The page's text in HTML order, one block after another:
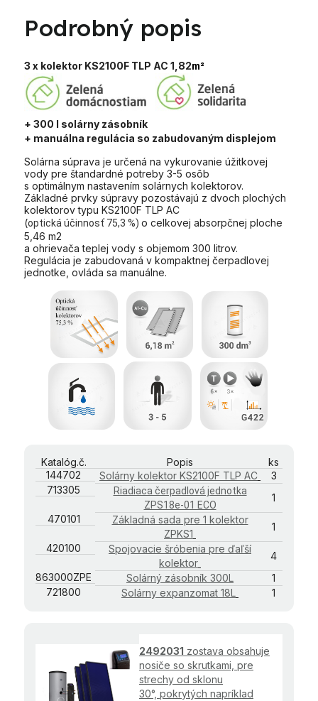
Podrobný popis
3 x kolektor KS2100F TLP AC 1,82m²
+ 300 l solárny zásobník
+ manuálna regulácia so zabudovaným displejom
Solárna súprava je určená na vykurovanie úžitkovej
vody pre štandardné potreby 3-5 osôb
s optimálnym nastavením solárnych kolektorov.
Základné prvky súpravy pozostávajú z dvoch plochých
kolektorov typu KS2100F TLP AC
(optická účinnosť 75,3 %) o celkovej absorpčnej ploche
5,46 m2
a ohrievača teplej vody s objemom 300 litrov.
Regulácia je zabudovaná v kompaktnej čerpadlovej
jednotke, ovláda sa manuálne.
Katalóg.č. Popis
ks
144702
Solárny kolektor KS2100F TLP AC
3
713305
Riadiaca čerpadlová jednotka
ZPS18e-01 ECO
1
470101
Základná sada pre 1 kolektor
ZPKS1
1
420100
Spojovacie šróbenia pre ďaľší
kolektor
4
863000ZPE
Solárný zásobník 300L
1
721800
Solárny expanzomat 18L 1
2492031 zostava obsahuje
nosiče so skrutkami, pre
strechy od sklonu
30°, pokrytých napríklad